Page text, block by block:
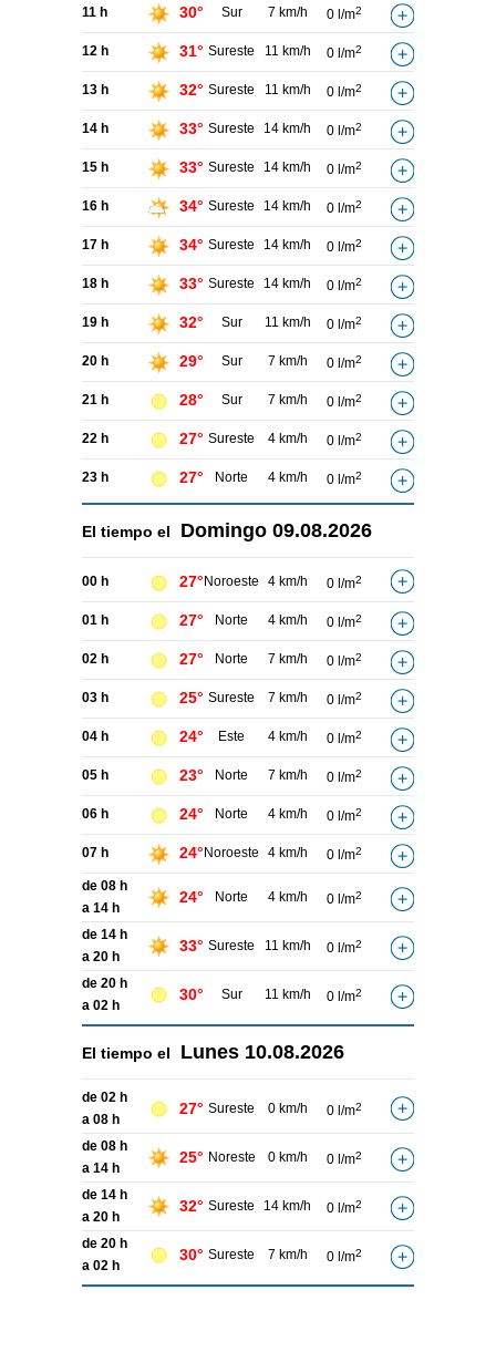
11 h 30° Sur 7 km/h 0 l/m2
12 h 31° Sureste 11 km/h 0 l/m2
13 h 32° Sureste 11 km/h 0 l/m2
14 h 33° Sureste 14 km/h 0 l/m2
15 h 33° Sureste 14 km/h 0 l/m2
16 h 34° Sureste 14 km/h 0 l/m2
17 h 34° Sureste 14 km/h 0 l/m2
18 h 33° Sureste 14 km/h 0 l/m2
19 h 32° Sur 11 km/h 0 l/m2
20 h 29° Sur 7 km/h 0 l/m2
21 h 28° Sur 7 km/h 0 l/m2
22 h 27° Sureste 4 km/h 0 l/m2
23 h 27° Norte 4 km/h 0 l/m2
El tiempo el Domingo 09.08.2026
00 h 27° Noroeste 4 km/h 0 l/m2
01 h 27° Norte 4 km/h 0 l/m2
02 h 27° Norte 7 km/h 0 l/m2
03 h 25° Sureste 7 km/h 0 l/m2
04 h 24° Este 4 km/h 0 l/m2
05 h 23° Norte 7 km/h 0 l/m2
06 h 24° Norte 4 km/h 0 l/m2
07 h 24° Noroeste 4 km/h 0 l/m2
de 08 h
a 14 h
24° Norte 4 km/h 0 l/m2
de 14 h
a 20 h
33° Sureste 11 km/h 0 l/m2
de 20 h
a 02 h
30° Sur 11 km/h 0 l/m2
El tiempo el Lunes 10.08.2026
de 02 h
a 08 h
27° Sureste 0 km/h 0 l/m2
de 08 h
a 14 h
25° Noreste 0 km/h 0 l/m2
de 14 h
a 20 h
32° Sureste 14 km/h 0 l/m2
de 20 h
a 02 h
30° Sureste 7 km/h 0 l/m2